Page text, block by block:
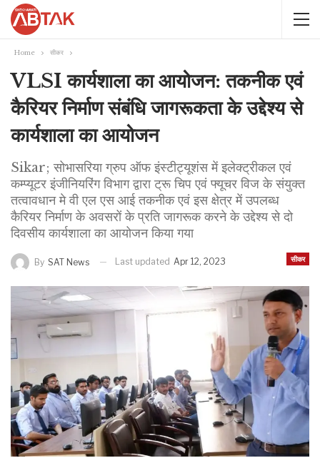
Home सीकर
VLSI कार्यशाला का आयोजन: तकनीक एवं
कैरियर निर्माण संबंधि जागरूकता के उद्देश्य से
कार्यशाला का आयोजन
Sikar; सोभासरिया ग्रुप ऑफ इंस्टीट्यूशंस में इलेक्ट्रीकल एवं
कम्प्यूटर इंजीनियरिंग विभाग द्वारा ट्रू चिप एवं फ्यूचर विज के संयुक्त
तत्वावधान मे वी एल एस आई तकनीक एवं इस क्षेत्र में उपलब्ध
कैरियर निर्माण के अवसरों के प्रति जागरूक करने के उद्देश्य से दो
दिवसीय कार्यशाला का आयोजन किया गया
सीकर
By SAT News Last updated Apr 12, 2023